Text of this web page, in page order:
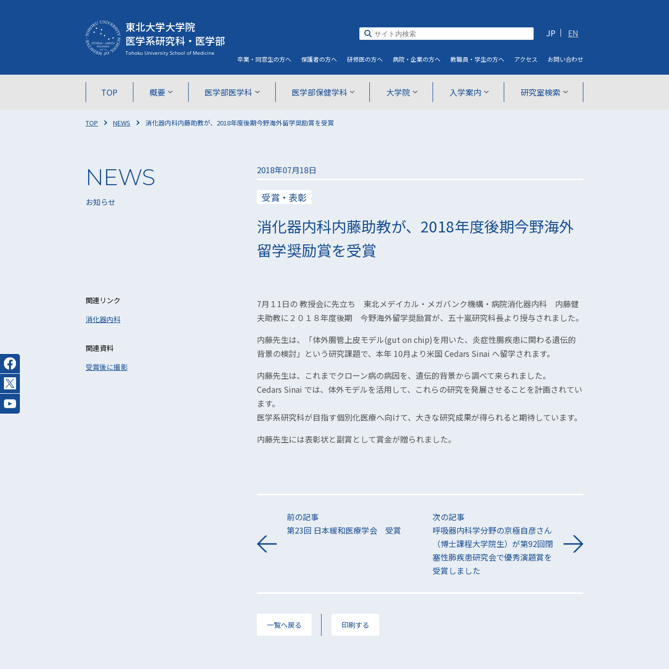
東北大学大学院
医学系研究科・医学部
TOP 概要 医学部医学科 医学部保健学科 大学院 入学案内 研究室検索
JP EN
卒業・同窓生の方へ 保護者の方へ 研修医の方へ 病院・企業の方へ 教職員・学生の方へ アクセス お問い合わせ
TOP NEWS 消化器内科内藤助教が、2018年度後期今野海外留学奨励賞を受賞
お知らせ
2018年07月18日
受賞・表彰
消化器内科内藤助教が、2018年度後期今野海外
留学奨励賞を受賞
7月１1日の 教授会に先立ち 東北メデイカル・メガバンク機構・病院消化器内科 内藤健
夫助教に２０１８年度後期 今野海外留学奨励賞が、五十嵐研究科長より授与されました。
内藤先生は、「体外腸管上皮モデル(gut on chip)を用いた、炎症性腸疾患に関わる遺伝的
背景の検討」という研究課題で、本年 10月より米国 Cedars Sinai へ留学されます。
内藤先生は、これまでクローン病の病因を、遺伝的背景から調べて来られました。
Cedars Sinai では、体外モデルを活用して、これらの研究を発展させることを計画されてい
ます。
医学系研究科が目指す個別化医療へ向けて、大きな研究成果が得られると期待しています。
内藤先生には表彰状と副賞として賞金が贈られました。
関連リンク
消化器内科
関連資料
受賞後に撮影
前の記事
第23回 日本緩和医療学会 受賞
次の記事
呼吸器内科学分野の京極自彦さん
（博士課程大学院生）が第92回閉
塞性肺疾患研究会で優秀演題賞を
受賞しました
一覧へ戻る 印刷する